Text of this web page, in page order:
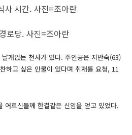
사 시간. 사진=조아란
로당. 사진=조아란
개없는 천사가 있다. 주인공은 지만숙(63)
하고 싶은 인물이 있다며 취재를 요청, 11
어르신들께 한결같은 신임을 얻고 있었다.